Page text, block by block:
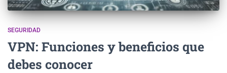
SEGURIDAD
VPN: Funciones y beneficios que
debes conocer